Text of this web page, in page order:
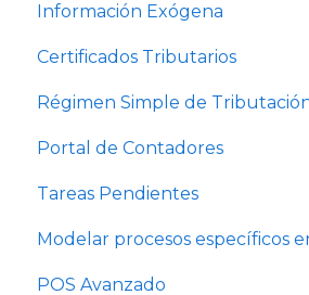
Información Exógena
Certificados Tributarios
Régimen Simple de
Portal de Contadores
Tareas Pendientes
Modelar procesos específicos
POS Avanzado